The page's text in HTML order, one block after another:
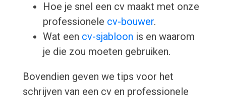
Hoe je snel een cv maakt met onze
professionele cv-bouwer.
Wat een cv-sjabloon is en waarom
je die zou moeten gebruiken.
Bovendien geven we tips voor het
schrijven van een cv en professionele